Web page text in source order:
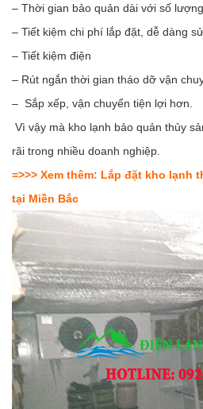
– Thời gian bảo quản dài với số
– Tiết kiệm chi phí lắp đặt, dễ dàng sử
– Tiết kiệm điện
– Rút ngắn thời gian tháo dỡ vận
– Sắp xếp, vận chuyển tiện lợi hơn.
Vì vậy mà kho lạnh bảo quản thủy
rãi trong nhiều doanh nghiệp.
=>>> Xem thêm: Lắp đặt kho lạnh
tại Miền Bắc